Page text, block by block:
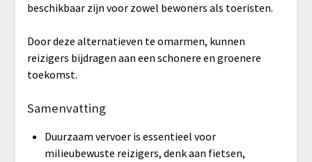
beschikbaar zijn voor zowel bewoners als toeristen.
Door deze alternatieven te omarmen, kunnen
reizigers bijdragen aan een schonere en groenere
toekomst.
Samenvatting
Duurzaam vervoer is essentieel voor
milieubewuste reizigers, denk aan fietsen,